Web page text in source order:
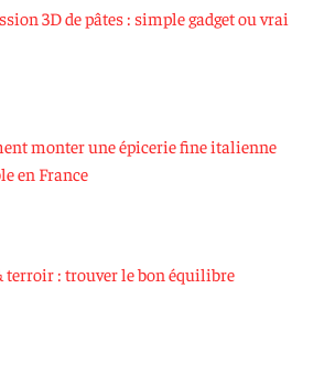
3D de pâtes : simple gadget ou vrai
monter une épicerie fine italienne
en France
terroir : trouver le bon équilibre